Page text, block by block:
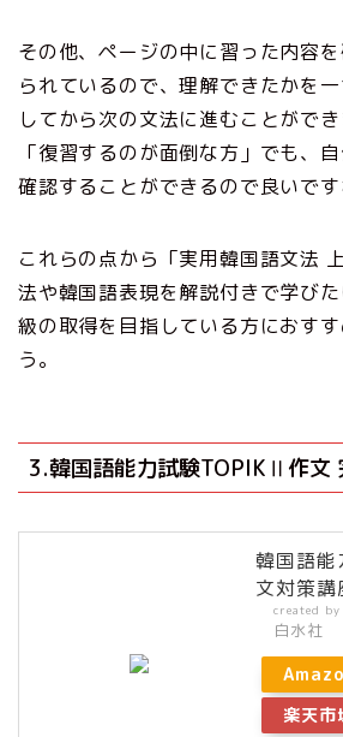
その他、ページの中に習った内容
られているので、理解できたかを
してから次の文法に進むことがで
「復習するのが面倒な方」でも、
確認することができるので良いです
これらの点から「実用韓国語文法
法や韓国語表現を解説付きで学び
級の取得を目指している方におす
う。
3.韓国語能力試験TOPIKⅡ作文
韓国語
文対策講
created by
白水社
楽天市